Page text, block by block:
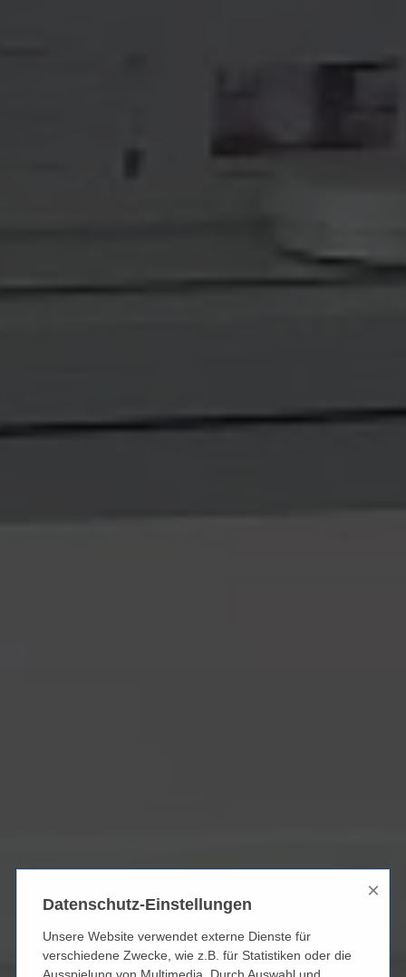
Datenschutz-Einstellungen
×
Unsere Website verwendet externe Dienste für
verschiedene Zwecke, wie z.B. für Statistiken oder die